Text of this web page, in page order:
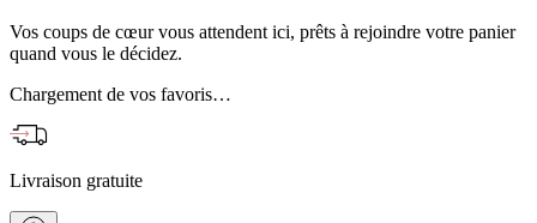
Vos coups de cœur vous attendent ici, prêts à rejoindre votre panier
quand vous le décidez.
Chargement de vos favoris…
Livraison gratuite